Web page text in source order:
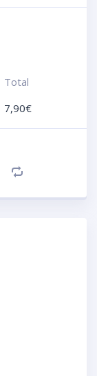
Total
7,90€